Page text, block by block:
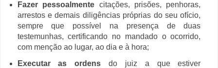
Fazer pessoalmente citações, prisões, penhoras,
arrestos e demais diligências próprias do seu ofício,
sempre que possível na presença de duas
testemunhas, certificando no mandado o ocorrido,
com menção ao lugar, ao dia e à hora;
Executar as ordens do juiz a que estiver